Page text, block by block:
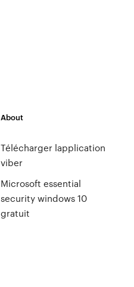
About
Télécharger lapplication
viber
Microsoft essential
security windows 10
gratuit